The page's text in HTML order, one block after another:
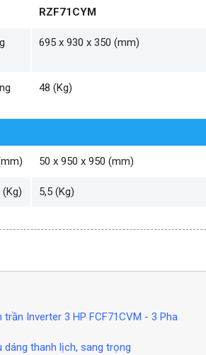
RZF71CYM
695 x 930 x 350 (mm)
48 (Kg)
50 x 950 x 950 (mm)
5,5 (Kg)
trần Inverter 3 HP FCF71CVM - 3 Pha
dáng thanh lịch, sang trọng